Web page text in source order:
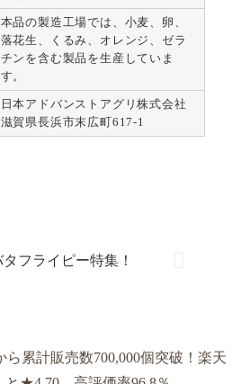
本品の製造工場では、小麦、卵、
落花生、くるみ、オレンジ、ゼラ
チンを含む製品を生産していま
す。
日本アドバンストアグリ株式会社
滋賀県長浜市末広町617-1